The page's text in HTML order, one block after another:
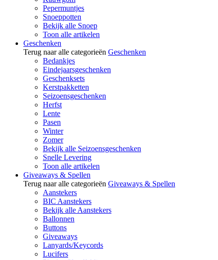
Pepermuntjes
Snoeppotten
Bekijk alle Snoep
Toon alle artikelen
Geschenken
Terug naar alle categorieën Geschenken
Bedankjes
Eindejaarsgeschenken
Geschenksets
Kerstpakketten
Seizoensgeschenken
Herfst
Lente
Pasen
Winter
Zomer
Bekijk alle Seizoensgeschenken
Snelle Levering
Toon alle artikelen
Giveaways & Spellen
Terug naar alle categorieën Giveaways & Spellen
Aanstekers
BIC Aanstekers
Bekijk alle Aanstekers
Ballonnen
Buttons
Giveaways
Lanyards/Keycords
Lucifers